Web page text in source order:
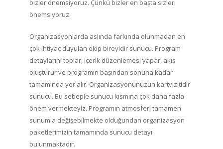
bizler önemsiyoruz. Çünkü bizler en başta sizleri
önemsiyoruz.
Organizasyonlarda aslında farkında olunmadan en
çok ihtiyaç duyulan ekip bireyidir sunucu. Program
detaylarını toplar, içerik düzenlemesi yapar, akış
oluşturur ve programın başından sonuna kadar
tamamında yer alır. Organizasyonunuzun kartvizitidir
sunucu. Bu sebeple sunucu kısmına çok daha fazla
önem vermekteyiz. Programın atmosferi tamamen
sunumla değişebilmekte olduğundan organizasyon
paketlerimizin tamamında sunucu detayı
bulunmaktadır.